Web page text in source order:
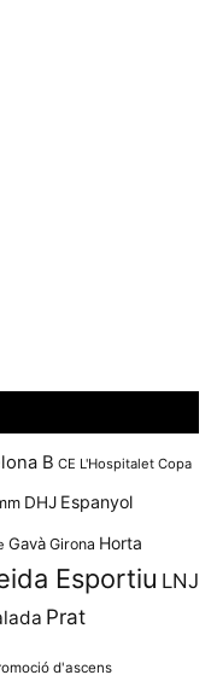
B CE L'Hospitalet Copa
DHJ Espanyol
Gavà Girona Horta
Esportiu LNJ
Prat
d'ascens